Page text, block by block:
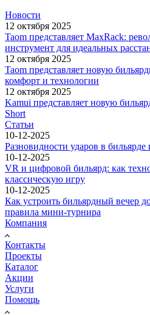
Новости
12 октября 2025
Taom представляет MaxRack:
инструмент для идеальных
12 октября 2025
Taom представляет новую
комфорт и технологии
12 октября 2025
Kamui представляет новую
Short
Статьи
10-12-2025
Разновидности ударов в
10-12-2025
VR и цифровой бильярд: как
классическую игру
10-12-2025
Как устроить бильярдный вечер
правила мини-турнира
Компания
Контакты
Проекты
Каталог
Акции
Услуги
Помощь